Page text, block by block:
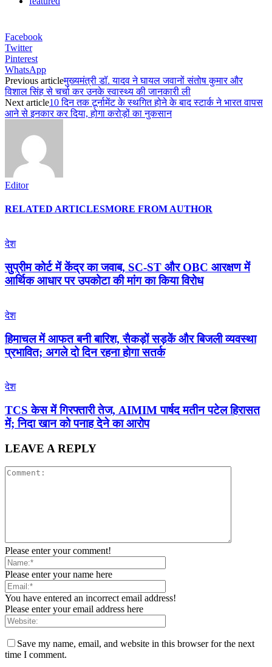
Facebook
Twitter
Pinterest
WhatsApp
Previous articleमुख्यमंत्री डॉ. यादव ने घायल जवानों संतोष कुमार और
विशाल सिंह से चर्चा कर उनके स्वास्थ्य की जानकारी ली
Next article10 दिन तक टूर्नामेंट के स्थगित होने के बाद स्टार्क ने भारत वापस
आने से इनकार कर दिया, होगा करोड़ों का नुकसान
Editor
RELATED ARTICLESMORE FROM AUTHOR
देश
सुप्रीम कोर्ट में केंद्र का जवाब, SC-ST और OBC आरक्षण में
आर्थिक आधार पर उपकोटा की मांग का किया विरोध
देश
हिमाचल में आफत बनी बारिश, सैकड़ों सड़कें और बिजली व्यवस्था
प्रभावित; अगले दो दिन रहना होगा सतर्क
देश
TCS केस में गिरफ्तारी तेज, AIMIM पार्षद मतीन पटेल हिरासत
में; निदा खान को पनाह देने का आरोप
LEAVE A REPLY
Please enter your comment!
Please enter your name here
You have entered an incorrect email address!
Please enter your email address here
Save my name, email, and website in this browser for the next
time I comment.